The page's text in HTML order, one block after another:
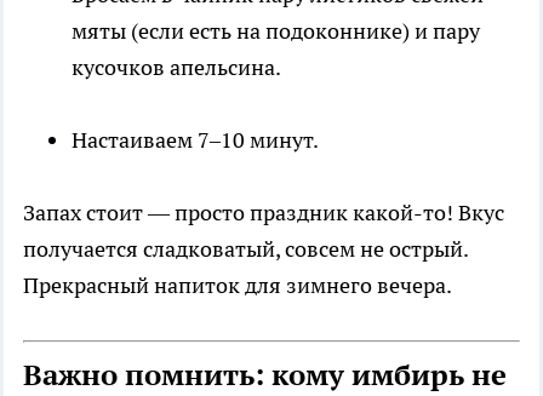
мяты (если есть на подоконнике) и пару
кусочков апельсина.
Настаиваем 7–10 минут.
Запах стоит — просто праздник какой-то! Вкус
получается сладковатый, совсем не острый.
Прекрасный напиток для зимнего вечера.
Важно помнить: кому имбирь не